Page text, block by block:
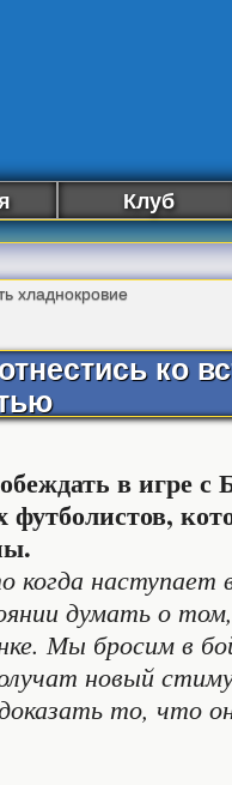
Клуб
хладнокровие
ко
в игре с
футболистов,
когда наступает
думать о
Мы бросим в
новый
то, что